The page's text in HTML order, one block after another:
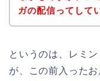
ガの配信ってして
というのは、レミ
が、この前入った